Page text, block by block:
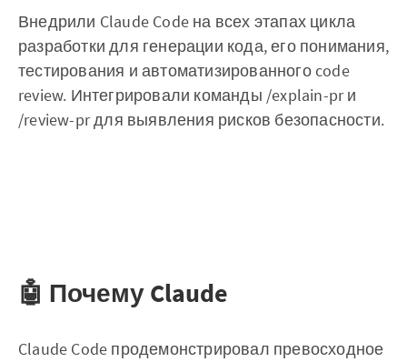
Внедрили Claude Code на всех этапах цикла
разработки для генерации кода, его понимания,
тестирования и автоматизированного code
review. Интегрировали команды /explain-pr и
/review-pr для выявления рисков безопасности.
🤖 Почему Claude
Claude Code продемонстрировал превосходное